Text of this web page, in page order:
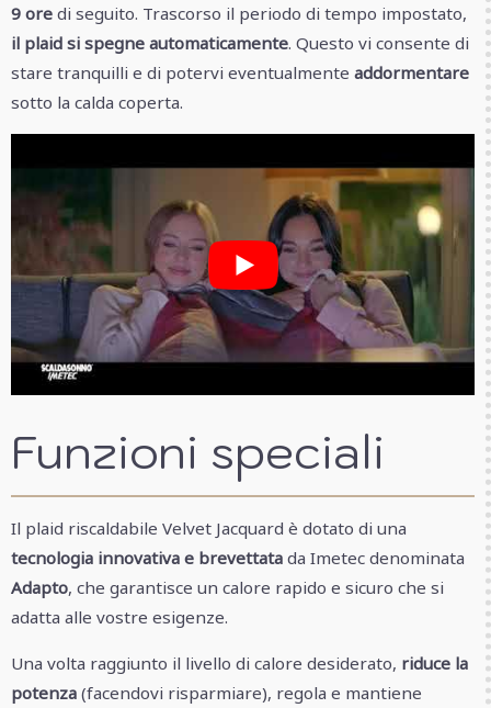
9 ore di seguito. Trascorso il periodo di tempo impostato,
il plaid si spegne automaticamente. Questo vi consente di
stare tranquilli e di potervi eventualmente addormentare
sotto la calda coperta.
Funzioni speciali
Il plaid riscaldabile Velvet Jacquard è dotato di una
tecnologia innovativa e brevettata da Imetec denominata
Adapto, che garantisce un calore rapido e sicuro che si
adatta alle vostre esigenze.
Una volta raggiunto il livello di calore desiderato, riduce la
potenza (facendovi risparmiare), regola e mantiene